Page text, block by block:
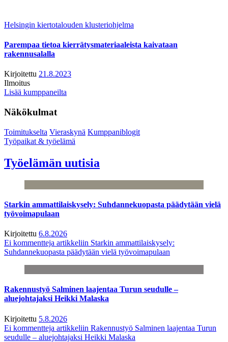
Helsingin kiertotalouden klusteriohjelma
Parempaa tietoa kierrätysmateriaaleista kaivataan
rakennusalalla
Kirjoitettu 21.8.2023
Ilmoitus
Lisää kumppaneilta
Näkökulmat
Toimitukselta Vieraskynä Kumppaniblogit
Työpaikat & työelämä
Työelämän uutisia
Starkin ammattilaiskysely: Suhdannekuopasta päädytään vielä
työvoimapulaan
Kirjoitettu 6.8.2026
Ei kommentteja artikkeliin Starkin ammattilaiskysely:
Suhdannekuopasta päädytään vielä työvoimapulaan
Rakennustyö Salminen laajentaa Turun seudulle –
aluejohtajaksi Heikki Malaska
Kirjoitettu 5.8.2026
Ei kommentteja artikkeliin Rakennustyö Salminen laajentaa Turun
seudulle – aluejohtajaksi Heikki Malaska